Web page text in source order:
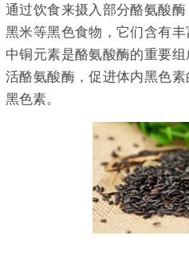
通过饮食来摄入部分酪氨酸酶
黑米等黑色食物，它们含有
中铜元素是酪氨酸酶的重要
活酪氨酸酶，促进体内黑色
黑色素。